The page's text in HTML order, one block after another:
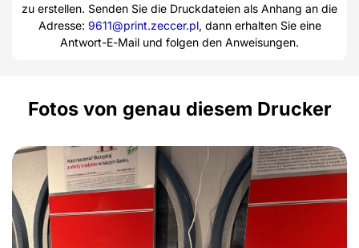
zu erstellen. Senden Sie die Druckdateien als Anhang an die
Adresse: 9611@print.zeccer.pl, dann erhalten Sie eine
Antwort-E-Mail und folgen den Anweisungen.
Fotos von genau diesem Drucker